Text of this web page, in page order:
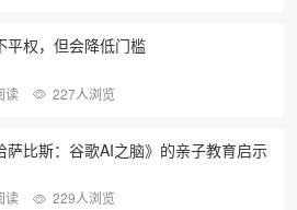
平权，但会降低门槛
读 227人浏览
萨比斯：谷歌AI之脑》的亲子教育启示
读 229人浏览